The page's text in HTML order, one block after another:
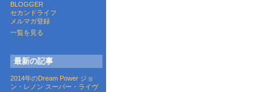
BLOGGER
セカンドライフ
メルマガ登録
一覧を見る
最新の記事
2014年のDream Power ジョ
ン・レノン スーパー・ライヴ